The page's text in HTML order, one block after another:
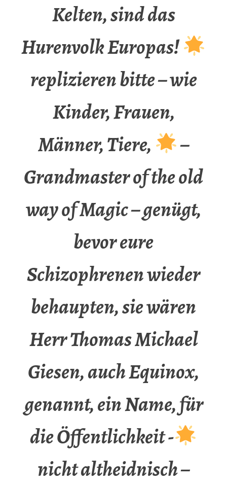
Kelten, sind das
Hurenvolk Europas!
replizieren bitte – wie
Kinder, Frauen,
Männer, Tiere,
–
Grandmaster of the old
way of Magic – genügt,
bevor eure
Schizophrenen wieder
behaupten, sie wären
Herr Thomas Michael
Giesen, auch Equinox,
genannt, ein Name, für
die Öffentlichkeit -
nicht altheidnisch –